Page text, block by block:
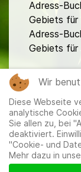
Adress-
Gebiets für
Adress-
Gebiets für
Mitglieder|
Wir
Diese Webseite
analytische
Sie allen zu, bei
deaktiviert.
"Cookie- und
Mehr dazu in